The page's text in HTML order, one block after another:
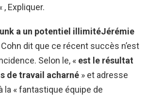
, Expliquer.
a un potentiel illimitéJérémie
dit que ce récent succès n’est
Selon le, « est le résultat
de travail acharné » et adresse
la « fantastique équipe de